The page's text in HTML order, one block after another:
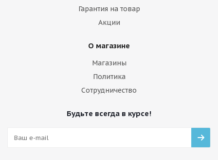
Гарантия на товар
Акции
О магазине
Магазины
Политика
Сотрудничество
Будьте всегда в курсе!